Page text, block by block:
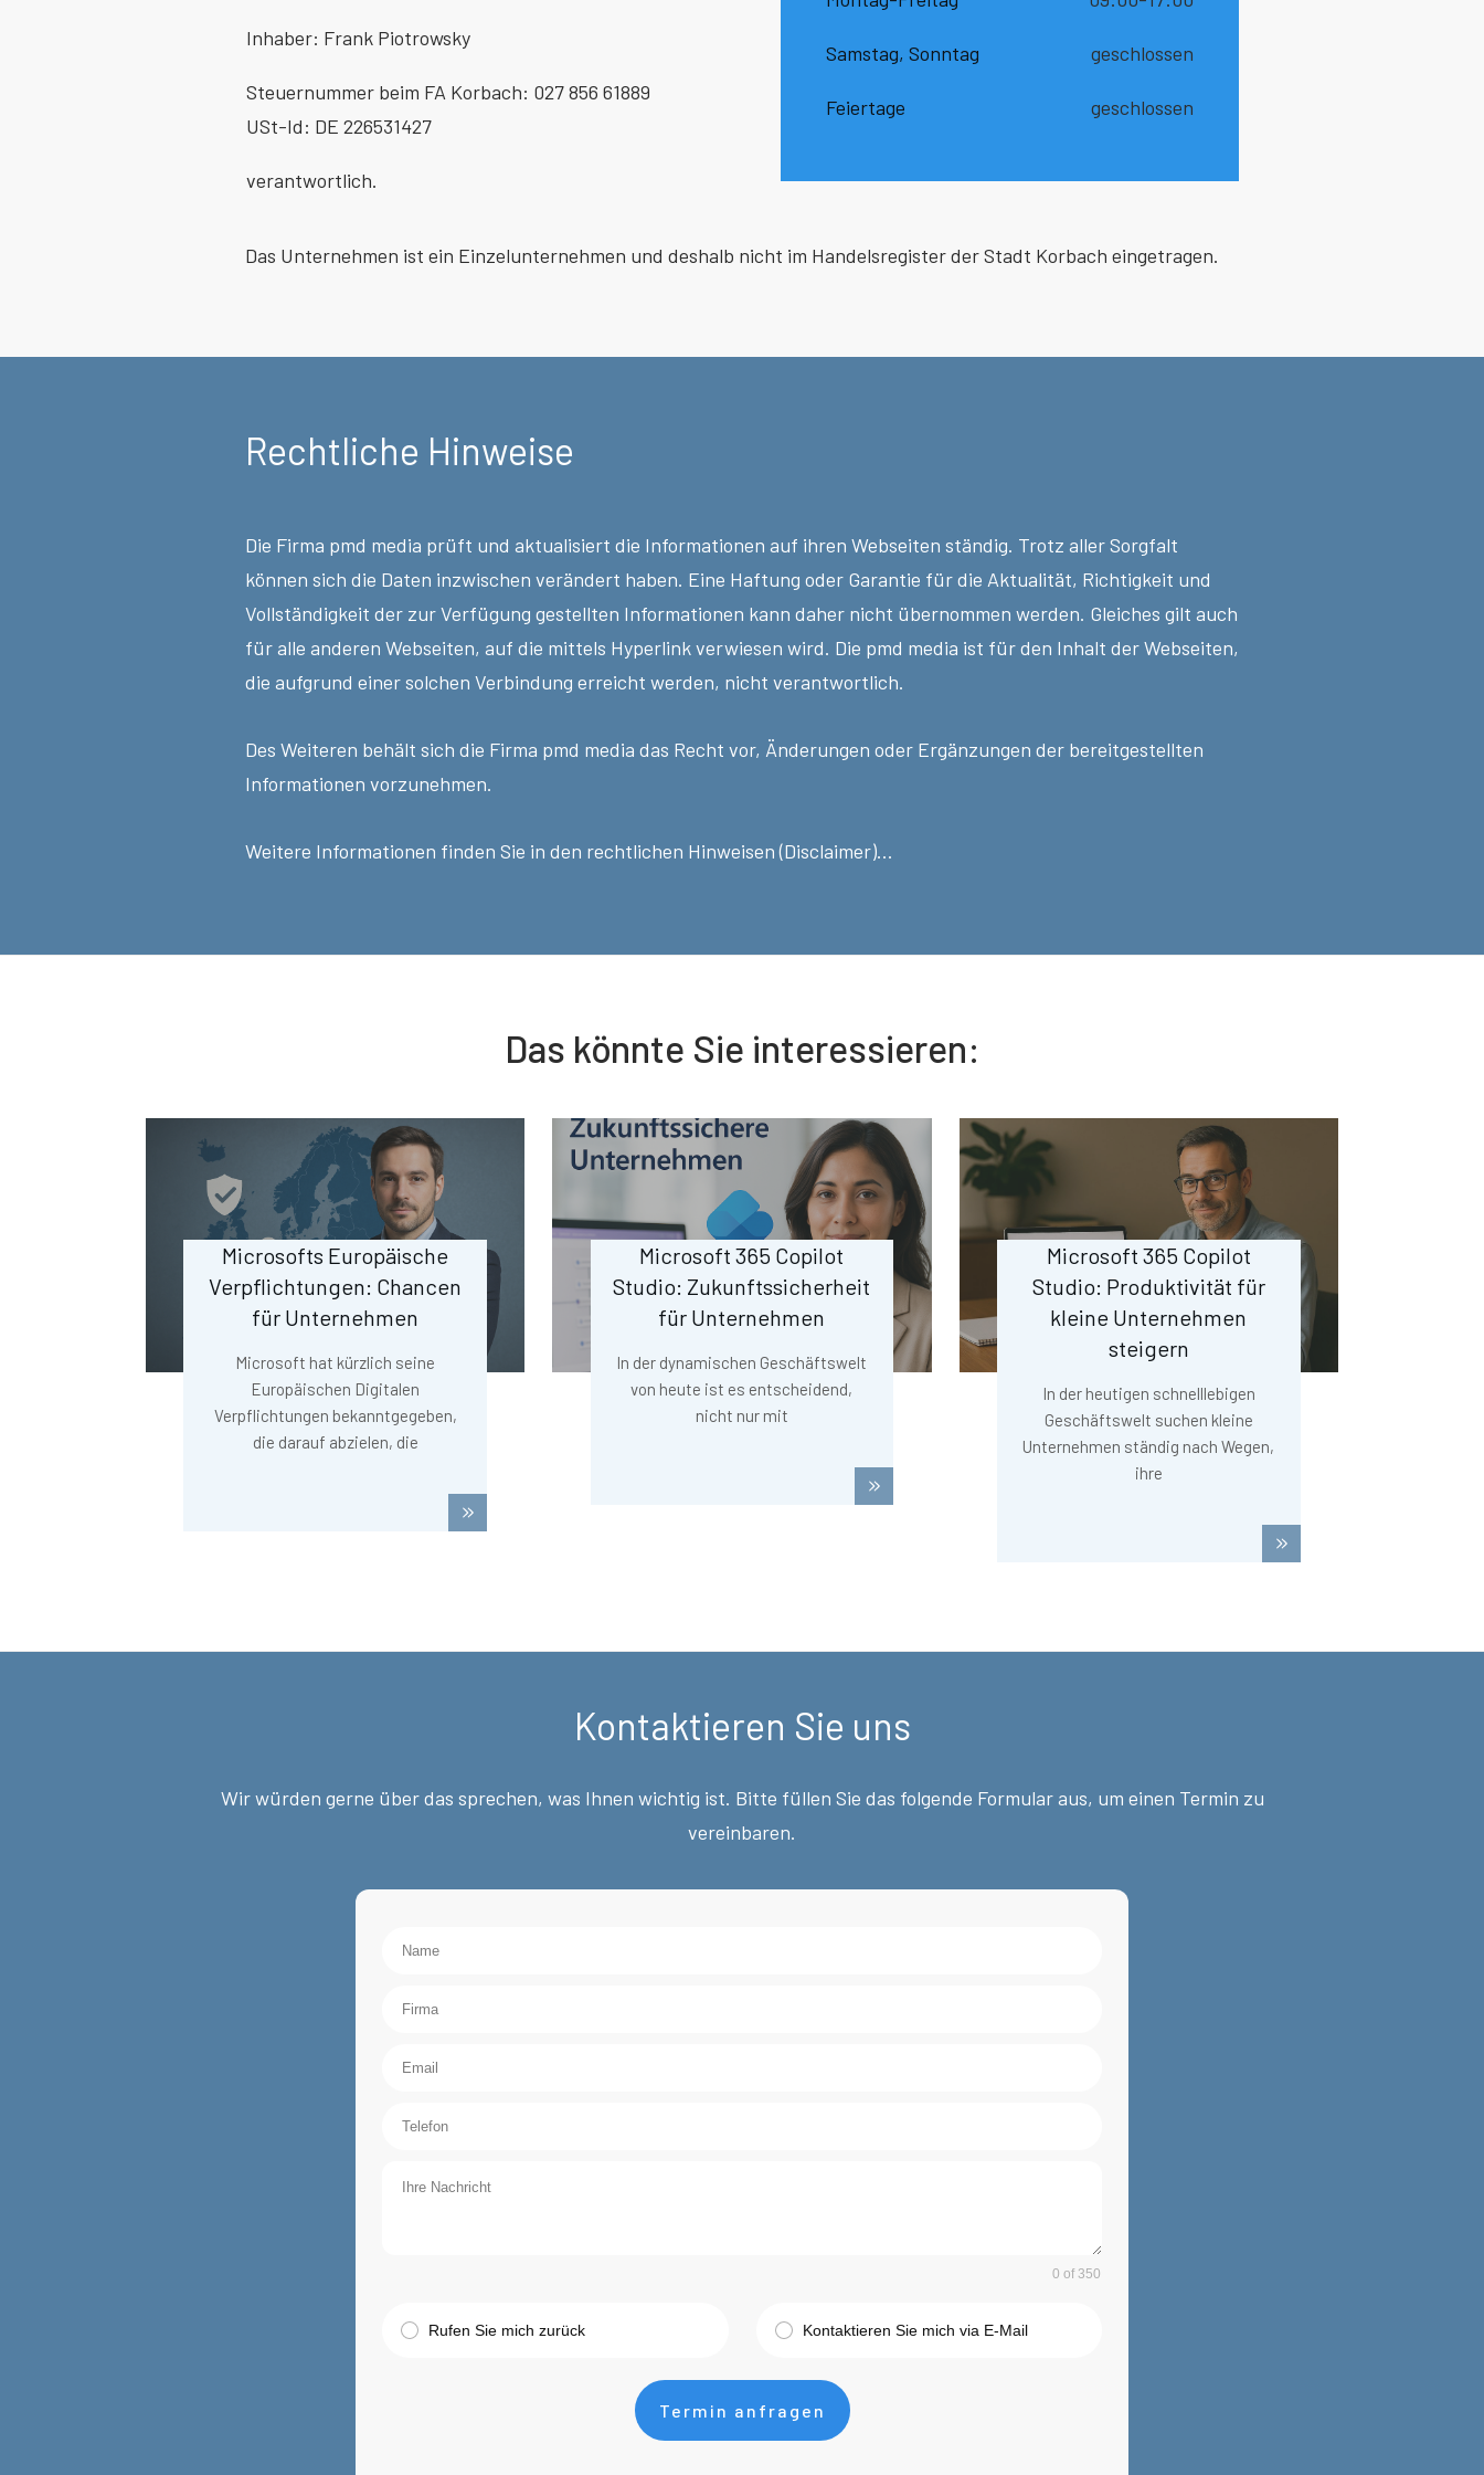
Inhaber: Frank Piotrowsky
Steuernummer beim FA Korbach: 027 856 61889
USt-Id: DE 226531427
verantwortlich.
Samstag, Sonntag geschlossen
Feiertage geschlossen
Das Unternehmen ist ein Einzelunternehmen und deshalb nicht im Handelsregister der Stadt Korbach eingetragen.
Rechtliche Hinweise
Die Firma pmd media prüft und aktualisiert die Informationen auf ihren Webseiten ständig. Trotz aller Sorgfalt
können sich die Daten inzwischen verändert haben. Eine Haftung oder Garantie für die Aktualität, Richtigkeit und
Vollständigkeit der zur Verfügung gestellten Informationen kann daher nicht übernommen werden. Gleiches gilt auch
für alle anderen Webseiten, auf die mittels Hyperlink verwiesen wird. Die pmd media ist für den Inhalt der Webseiten,
die aufgrund einer solchen Verbindung erreicht werden, nicht verantwortlich.
Des Weiteren behält sich die Firma pmd media das Recht vor, Änderungen oder Ergänzungen der bereitgestellten
Informationen vorzunehmen.
Weitere Informationen finden Sie in den rechtlichen Hinweisen (Disclaimer)...
Das könnte Sie interessieren:
Microsofts Europäische
Verpflichtungen: Chancen
für Unternehmen
Microsoft hat kürzlich seine
Europäischen Digitalen
Verpflichtungen bekanntgegeben,
die darauf abzielen, die
Microsoft 365 Copilot
Studio: Zukunftssicherheit
für Unternehmen
In der dynamischen Geschäftswelt
von heute ist es entscheidend,
nicht nur mit
Microsoft 365 Copilot
Studio: Produktivität für
kleine Unternehmen
steigern
In der heutigen schnelllebigen
Geschäftswelt suchen kleine
Unternehmen ständig nach Wegen,
ihre
Kontaktieren Sie uns
Wir würden gerne über das sprechen, was Ihnen wichtig ist. Bitte füllen Sie das folgende Formular aus, um einen Termin zu
vereinbaren.
0 of 350
Rufen Sie mich zurück Kontaktieren Sie mich via E-Mail
Termin anfragen